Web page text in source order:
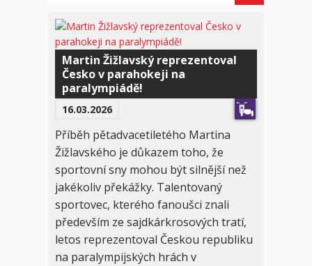
Martin Žižlavský reprezentoval
Česko v parahokeji na
paralympiádě!
16.03.2026
Příběh pětadvacetiletého Martina
Žižlavského je důkazem toho, že
sportovní sny mohou být silnější než
jakékoliv překážky. Talentovaný
sportovec, kterého fanoušci znali
především ze sajdkárkrosových tratí,
letos reprezentoval Českou republiku
na paralympijských hrách v